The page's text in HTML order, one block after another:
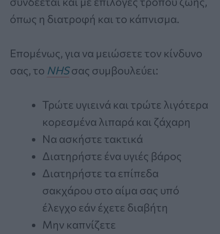
όπως η διατροφή και το κάπνισμα.
Επομένως, για να μειώσετε τον κίνδυνο
σας, το NHSσας συμβουλεύει:
Τρώτε υγιεινά και τρώτε λιγότερα
κορεσμένα λιπαρά και ζάχαρη
Να ασκήστε τακτικά
Διατηρήστε ένα υγιές βάρος
Διατηρήστε τα επίπεδα
σακχάρου στο αίμα σας υπό
έλεγχο εάν έχετε διαβήτη
Μην καπνίζετε